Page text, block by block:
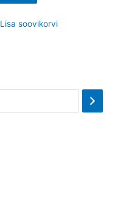
Lisa soovikorvi